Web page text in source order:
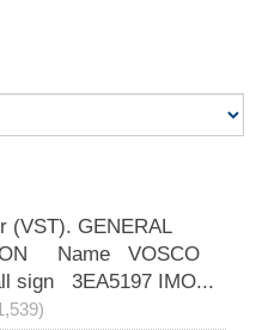
(VST). GENERAL
Name VOSCO
sign 3EA5197 IMO...